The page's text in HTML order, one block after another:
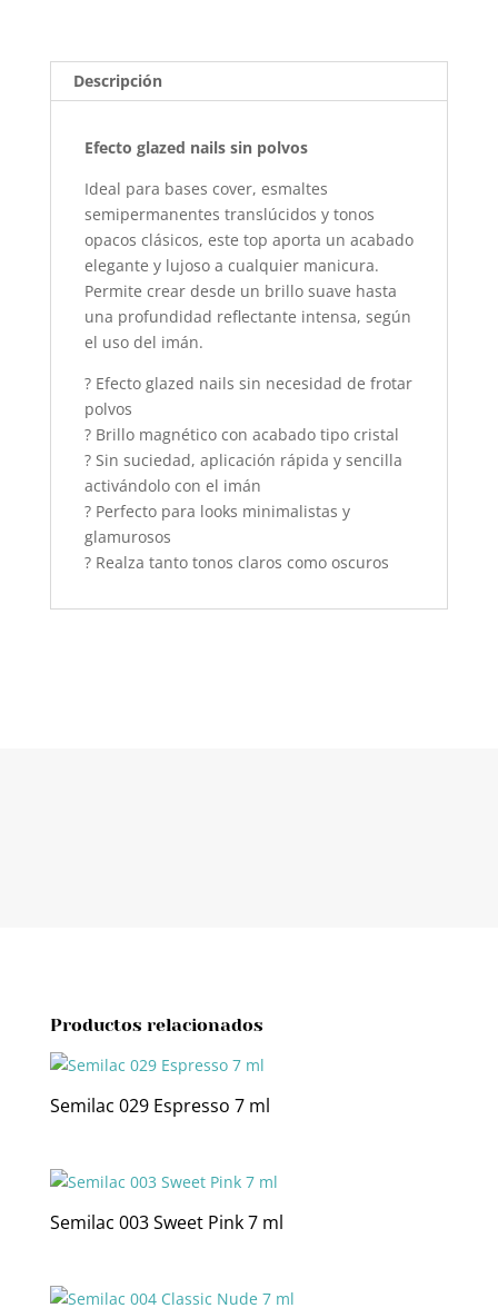
Descripción
Efecto glazed nails sin polvos
Ideal para bases cover, esmaltes
semipermanentes translúcidos y tonos
opacos clásicos, este top aporta un acabado
elegante y lujoso a cualquier manicura.
Permite crear desde un brillo suave hasta
una profundidad reflectante intensa, según
el uso del imán.
? Efecto glazed nails sin necesidad de frotar
polvos
? Brillo magnético con acabado tipo cristal
? Sin suciedad, aplicación rápida y sencilla
activándolo con el imán
? Perfecto para looks minimalistas y
glamurosos
? Realza tanto tonos claros como oscuros
Productos relacionados
Semilac 029 Espresso 7 ml
Semilac 003 Sweet Pink 7 ml